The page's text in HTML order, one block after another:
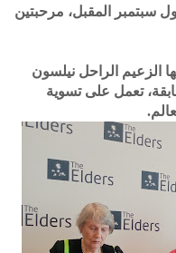
سبتمبر المقبل، مرحبتين
الزعيم الراحل نيلسون
تعمل على تسوية